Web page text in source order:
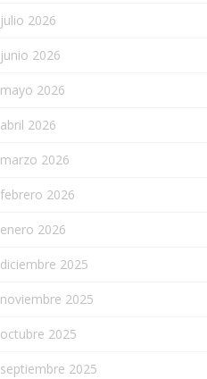
julio 2026
junio 2026
mayo 2026
abril 2026
marzo 2026
febrero 2026
enero 2026
diciembre 2025
noviembre 2025
octubre 2025
septiembre 2025